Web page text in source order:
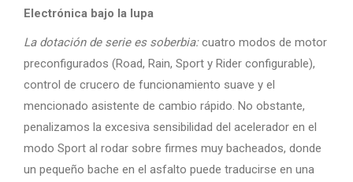
Electrónica bajo la lupa
La dotación de serie es soberbia:cuatro modos de motor
preconfigurados (Road, Rain, Sport y Rider configurable),
control de crucero de funcionamiento suave y el
mencionado asistente de cambio rápido. No obstante,
penalizamos la excesiva sensibilidad del acelerador en el
modo Sport al rodar sobre firmes muy bacheados, donde
un pequeño bache en el asfalto puede traducirse en una